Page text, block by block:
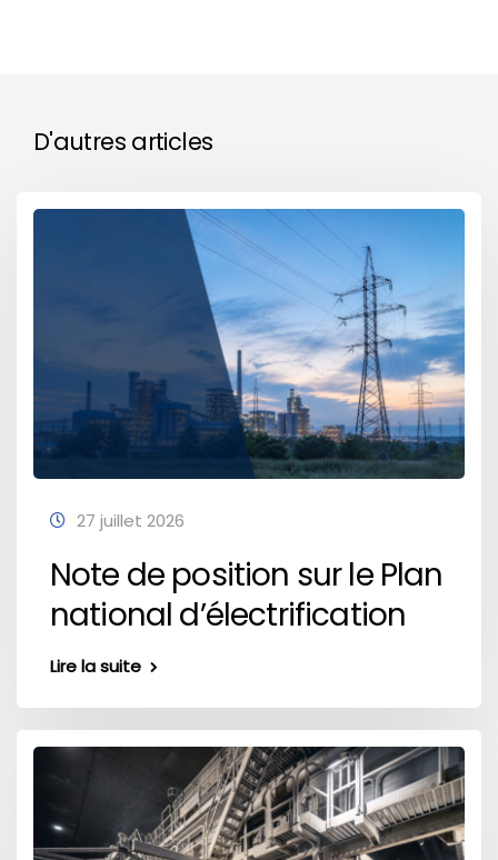
D'autres articles
27 juillet 2026
Note de position sur le Plan
national d’électrification
Lire la suite